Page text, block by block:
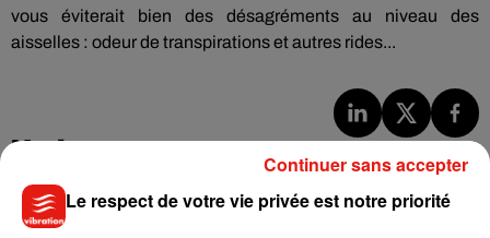
vous éviterait bien des désagréments au niveau des
aisselles : odeur de transpirations et autres rides...
Musique
Le respect de votre vie privée est notre priorité
Continuer sans accepter